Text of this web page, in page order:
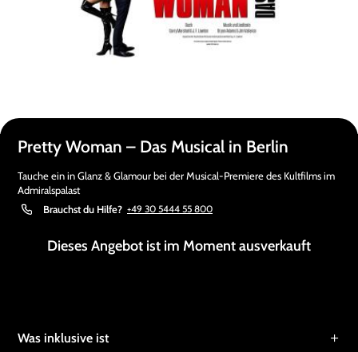
Pretty Woman – Das Musical in Berlin
Tauche ein in Glanz & Glamour bei der Musical-Premiere des Kultfilms im
Admiralspalast
Brauchst du Hilfe? +49 30 5444 55 800
Dieses Angebot ist im Moment ausverkauft
Was inklusive ist